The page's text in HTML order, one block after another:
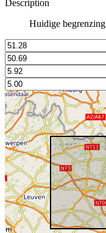
Description
Huidige begrenzing